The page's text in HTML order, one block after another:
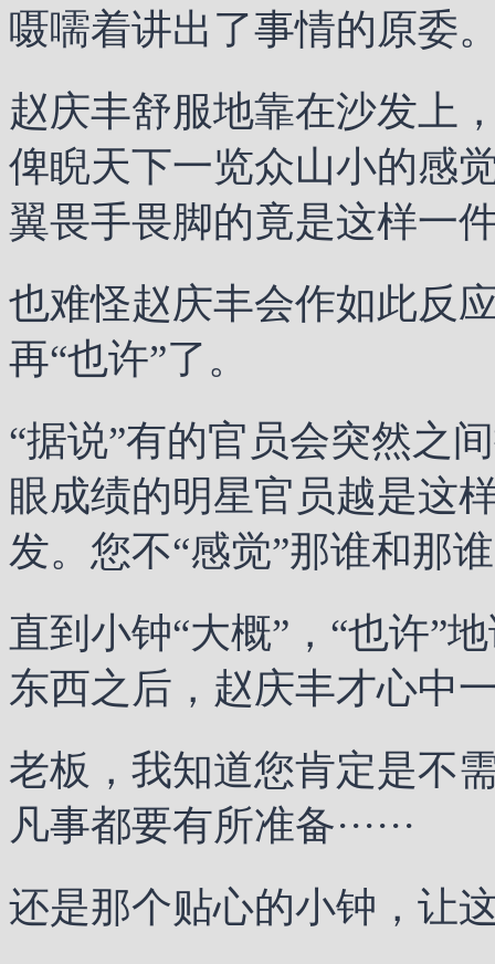
嗫嚅着讲出了事情的原委
赵庆丰舒服地靠在沙发上
俾睨天下一览众山小的感
翼畏手畏脚的竟是这样一
也难怪赵庆丰会作如此反
再“也许”了。
“据说”有的官员会突然之
眼成绩的明星官员越是这
发。您不“感觉”那谁和那
直到小钟“大概”，“也许”
东西之后，赵庆丰才心中一
老板，我知道您肯定是不
凡事都要有所准备······
还是那个贴心的小钟，让